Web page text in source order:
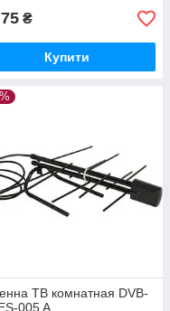
₴
Купити
ТВ комнатная DVB-
005 A